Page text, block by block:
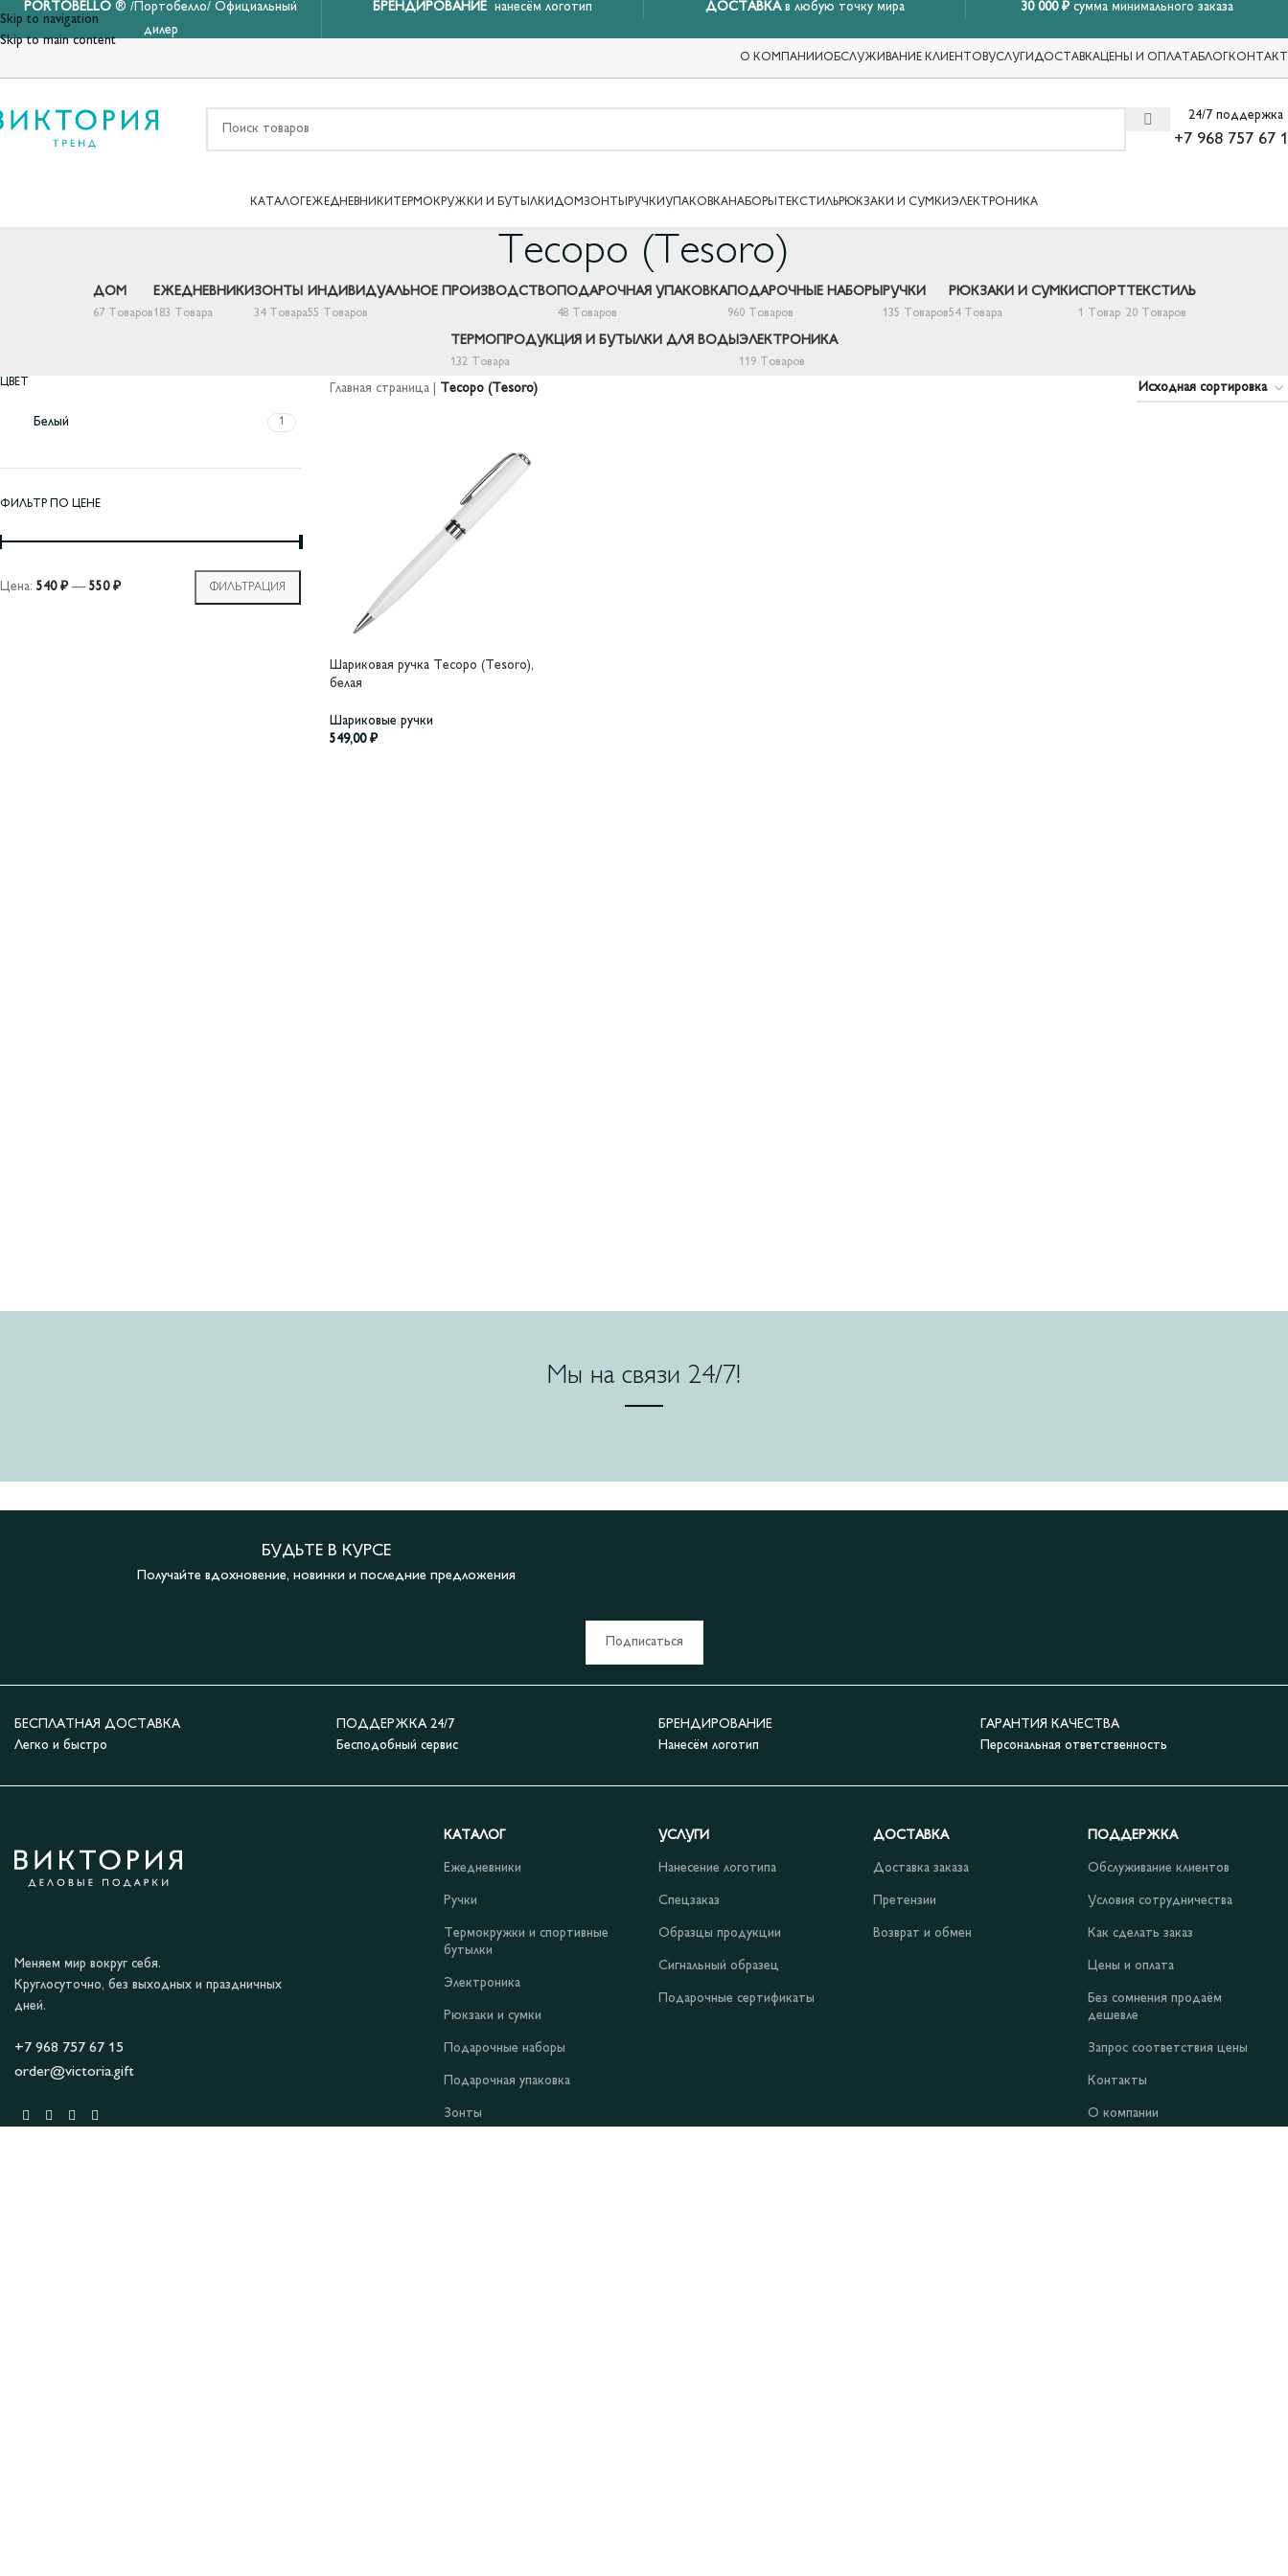
Skip to navigation
Skip to main content
PORTOBELLO ® /Портобелло/ Официальный
дилер
БРЕНДИРОВАНИЕ нанесём логотип ДОСТАВКА в любую точку мира 30 000 ₽сумма минимального заказа
О КОМПАНИИ ОБСЛУЖИВАНИЕ КЛИЕНТОВУСЛУГИДОСТАВКАЦЕНЫ И ОПЛАТАБЛОГ
24/7 поддержка
+7 968 757 67
КАТАЛОГ ЕЖЕДНЕВНИКИ ТЕРМОКРУЖКИ И БУТЫЛКИДОМ ЗОНТЫ РУЧКИ УПАКОВКАНАБОРЫ ТЕКСТИЛЬРЮКЗАКИ И СУМКИ ЭЛЕКТРОНИКА
Тесоро (Tesoro)
ДОМ
67 Товаров
ЕЖЕДНЕВНИКИ
183 Товара
ЗОНТЫ
34 Товара
ИНДИВИДУАЛЬНОЕ ПРОИЗВОДСТВО
55 Товаров
ПОДАРОЧНАЯ УПАКОВКА
48 Товаров
ПОДАРОЧНЫЕ НАБОРЫ
960 Товаров
РУЧКИ
135 Товаров
РЮКЗАКИ И СУМКИ
54 Товара
СПОРТ
1 Товар
ТЕКСТИЛЬ
20 Товаров
ТЕРМОПРОДУКЦИЯ И БУТЫЛКИ ДЛЯ ВОДЫ
132 Товара
ЭЛЕКТРОНИКА
119 Товаров
ЦВЕТ
Белый 1
ФИЛЬТР ПО ЦЕНЕ
ФИЛЬТРАЦИЯ
Цена: 540 ₽— 550 ₽
Главная страница| Тесоро (Tesoro)
Шариковая ручка Тесоро (Tesoro),
белая
Шариковые ручки
549,00 ₽
Мы на связи 24/7!
БУДЬТЕ В КУРСЕ
Получайте вдохновение, новинки и последние предложения
Подписаться
БЕСПЛАТНАЯ ДОСТАВКА
Легко и быстро
ПОДДЕРЖКА 24/7
Бесподобный сервис
БРЕНДИРОВАНИЕ
Нанесём логотип
ГАРАНТИЯ КАЧЕСТВА
Персональная ответственность
Меняем мир вокруг себя.
Круглосуточно, без выходных и праздничных
дней.
+7 968 757 67 15
order@victoria.gift
КАТАЛОГ
Ежедневники
Ручки
Термокружки и спортивные
бутылки
Электроника
Рюкзаки и сумки
Подарочные наборы
Подарочная упаковка
Зонты
УСЛУГИ
Нанесение логотипа
Спецзаказ
Образцы продукции
Сигнальный образец
Подарочные сертификаты
ДОСТАВКА
Доставка заказа
Претензии
Возврат и обмен
ПОДДЕРЖКА
Обслуживание клиентов
Условия сотрудничества
Как сделать заказ
Цены и оплата
Без сомнения продаём
дешевле
Запрос соответствия цены
Контакты
О компании